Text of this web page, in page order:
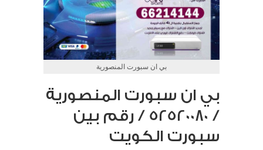
بي ان سبورت المنصورية
بي ان سبورت المنصورية
/ 52520080 / رقم بين
سبورت الكويت